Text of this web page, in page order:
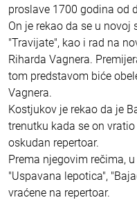
proslave 1700 godina od
On je rekao da se u novoj
"Travijate", kao i rad na
Riharda Vagnera.
tom predstavom biće
Vagnera.
Kostjukov je rekao da je
trenutku kada se on
oskudan repertoar.
Prema njegovim rečima,
"Uspavana lepotica",
vraćene na repertoar.